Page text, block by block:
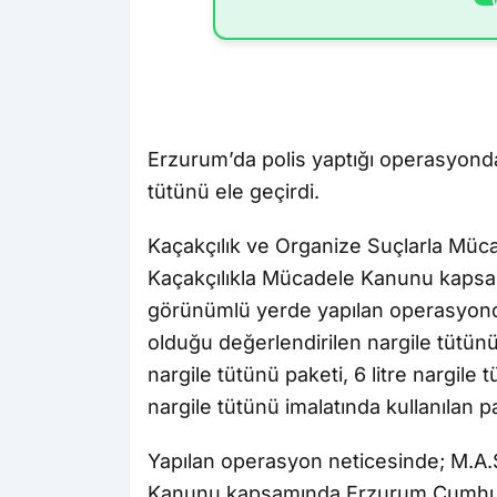
Erzurum’da polis yaptığı
tütünü ele geçirdi.
Kaçakçılık ve Organize Suçlarla
Kaçakçılıkla Mücadele Kanunu
görünümlü yerde yapılan
olduğu değerlendirilen nargile
nargile tütünü paketi, 6 litre nargile
nargile tütünü imalatında kullanılan
Yapılan operasyon neticesinde;